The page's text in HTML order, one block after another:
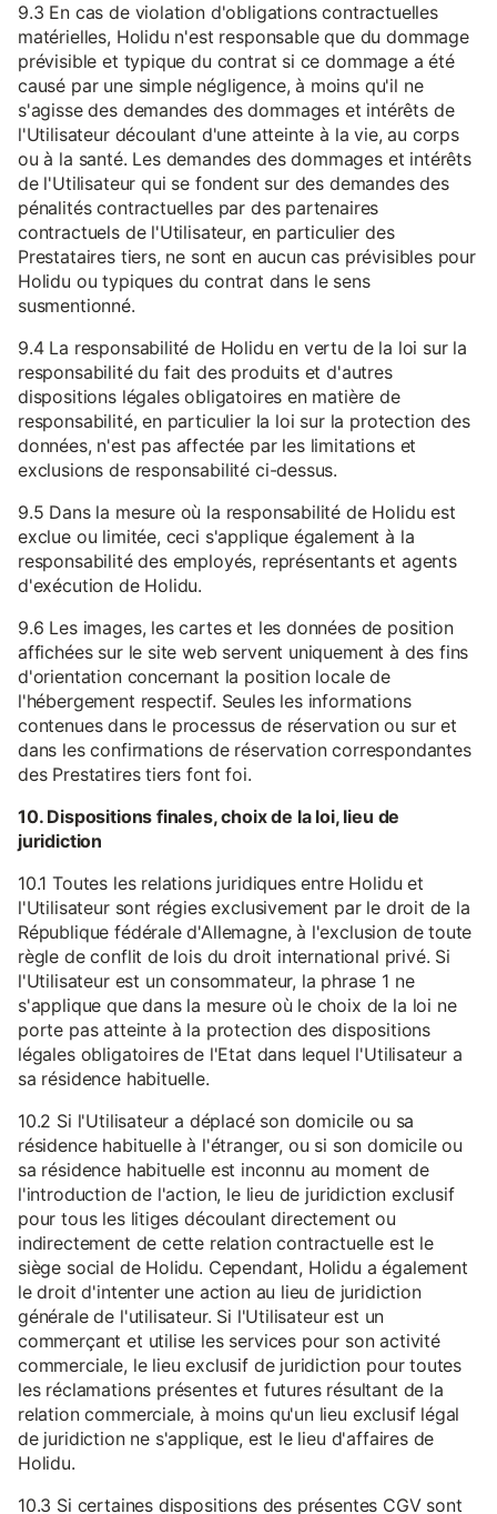
9.3 En cas de violation d'obligations contractuelles
matérielles, Holidu n'est responsable que du dommage
prévisible et typique du contrat si ce dommage a été
causé par une simple négligence, à moins qu'il ne
s'agisse des demandes des dommages et intérêts de
l'Utilisateur découlant d'une atteinte à la vie, au corps
ou à la santé. Les demandes des dommages et intérêts
de l'Utilisateur qui se fondent sur des demandes des
pénalités contractuelles par des partenaires
contractuels de l'Utilisateur, en particulier des
Prestataires tiers, ne sont en aucun cas prévisibles pour
Holidu ou typiques du contrat dans le sens
susmentionné.
9.4 La responsabilité de Holidu en vertu de la loi sur la
responsabilité du fait des produits et d'autres
dispositions légales obligatoires en matière de
responsabilité, en particulier la loi sur la protection des
données, n'est pas affectée par les limitations et
exclusions de responsabilité ci-dessus.
9.5 Dans la mesure où la responsabilité de Holidu est
exclue ou limitée, ceci s'applique également à la
responsabilité des employés, représentants et agents
d'exécution de Holidu.
9.6 Les images, les cartes et les données de position
affichées sur le site web servent uniquement à des fins
d'orientation concernant la position locale de
l'hébergement respectif. Seules les informations
contenues dans le processus de réservation ou sur et
dans les confirmations de réservation correspondantes
des Prestatires tiers font foi.
10. Dispositions finales, choix de la loi, lieu de
juridiction
10.1 Toutes les relations juridiques entre Holidu et
l'Utilisateur sont régies exclusivement par le droit de la
République fédérale d'Allemagne, à l'exclusion de toute
règle de conflit de lois du droit international privé. Si
l'Utilisateur est un consommateur, la phrase 1 ne
s'applique que dans la mesure où le choix de la loi ne
porte pas atteinte à la protection des dispositions
légales obligatoires de l'Etat dans lequel l'Utilisateur a
sa résidence habituelle.
10.2 Si l'Utilisateur a déplacé son domicile ou sa
résidence habituelle à l'étranger, ou si son domicile ou
sa résidence habituelle est inconnu au moment de
l'introduction de l'action, le lieu de juridiction exclusif
pour tous les litiges découlant directement ou
indirectement de cette relation contractuelle est le
siège social de Holidu. Cependant, Holidu a également
le droit d'intenter une action au lieu de juridiction
générale de l'utilisateur. Si l'Utilisateur est un
commerçant et utilise les services pour son activité
commerciale, le lieu exclusif de juridiction pour toutes
les réclamations présentes et futures résultant de la
relation commerciale, à moins qu'un lieu exclusif légal
de juridiction ne s'applique, est le lieu d'affaires de
Holidu.
10.3 Si certaines dispositions des présentes CGV sont